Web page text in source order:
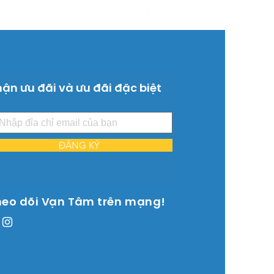
ưu đãi và ưu đãi đặc biệt
ĐĂNG KÝ
dõi Vạn Tâm trên mạng!